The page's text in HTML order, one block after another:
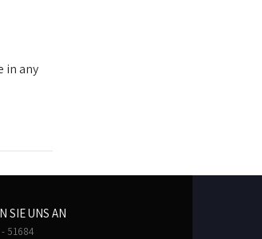
in any
SIE UNS AN
51684